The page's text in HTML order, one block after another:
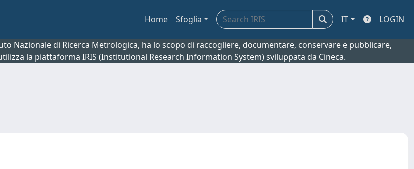
Home Sfoglia IT LOGIN
Nazionale di Ricerca Metrologica, ha lo scopo di raccogliere, documentare, conservare e pubblicare,
la piattaforma IRIS (Institutional Research Information System) sviluppata da Cineca.